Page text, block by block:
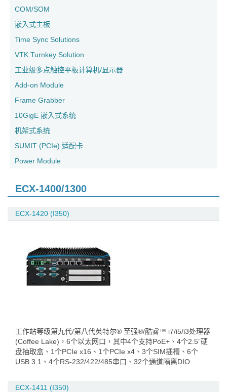
COM/SOM
嵌入式主板
Time Sync Solutions
VTK Turnkey Solution
工业级多点触控平板计算机/显示器
Add-on Module
Frame Grabber
10GigE 嵌入式系统
机架式系统
SUMIT (PCIe) 适配卡
Power Module
ECX-1400/1300
ECX-1420 (I350)
工作站等级第九代/第八代英特尔® 至强®/酷睿™ i7/i5/i3处理器
(Coffee Lake)，6个以太网口，其中4个支持PoE+、4个2.5”硬
盘抽取盒、1个PCIe x16、1个PCIe x4、3个SIM插槽、6个
USB 3.1、4个RS-232/422/485串口、32个通道隔离DIO
ECX-1411 (I350)